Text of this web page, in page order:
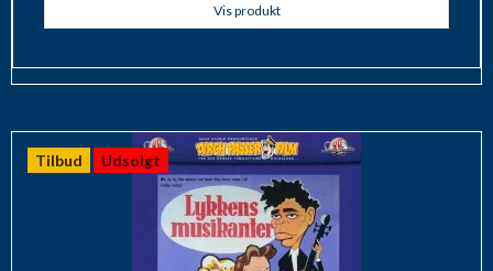
Vis produkt
Tilbud Udsolgt